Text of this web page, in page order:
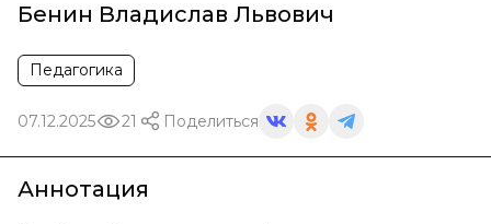
Бенин Владислав Львович
Педагогика
07.12.2025 21 Поделиться
Аннотация